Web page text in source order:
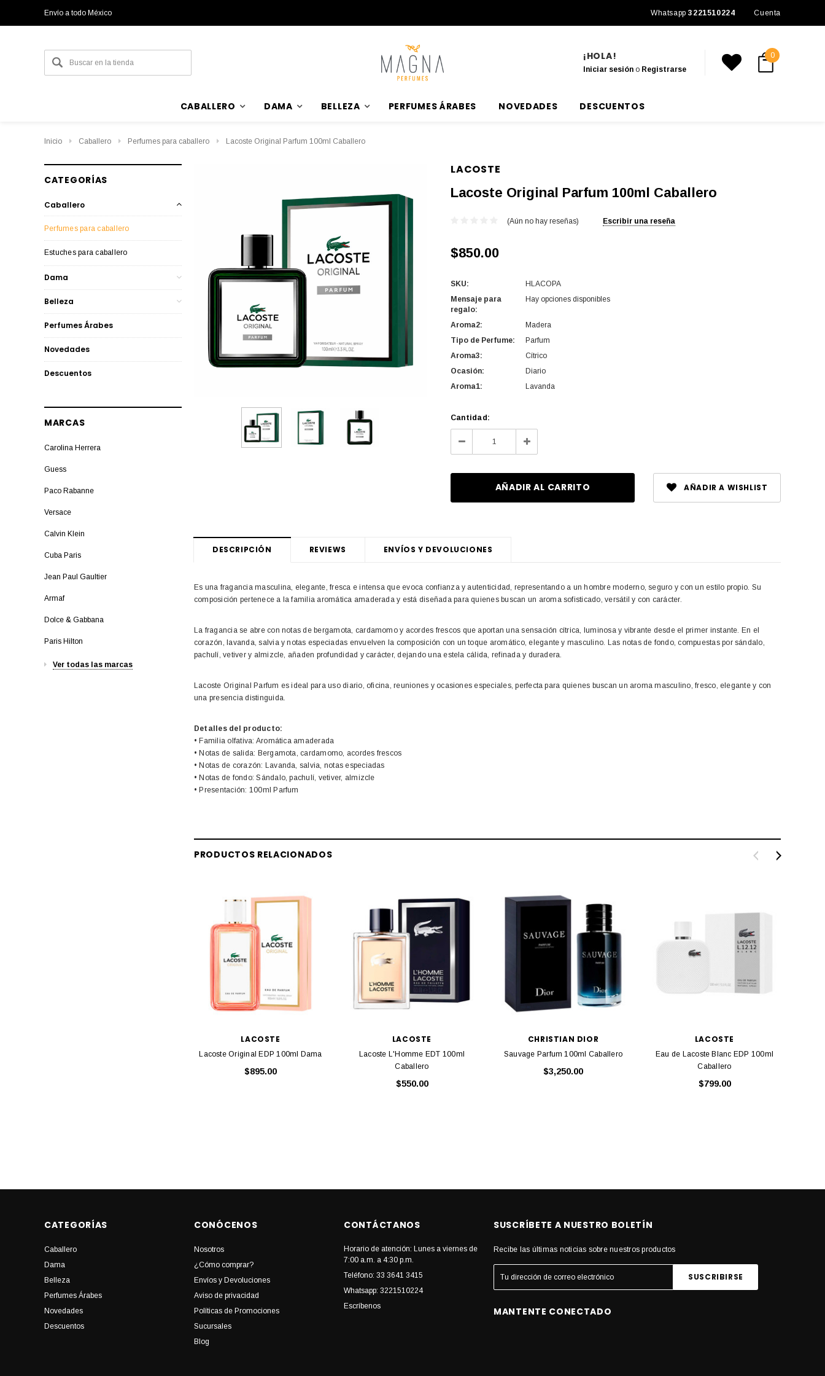
Envío a todo México Envío a todo MéxicoWhatsapp3221510224 Cuenta
¡HOLA!
Iniciar sesión o Registrarse
0
CABALLERO DAMA BELLEZA PERFUMES ÁRABES NOVEDADES DESCUENTOS
Inicio Caballero Perfumes para caballero Lacoste Original Parfum 100ml Caballero
CATEGORÍAS
Caballero
Perfumes para caballero
Estuches para caballero
Dama
Belleza
Perfumes Árabes
Novedades
Descuentos
MARCAS
Carolina Herrera
Guess
Paco Rabanne
Versace
Calvin Klein
Cuba Paris
Jean Paul Gaultier
Armaf
Dolce & Gabbana
Paris Hilton
Ver todas las marcas
LACOSTE
Lacoste Original Parfum 100ml Caballero
(Aún no hay reseñas) Escribir una reseña
$850.00
SKU:
HLACOPA
Mensaje para
regalo:
Hay opciones disponibles
Aroma2:
Madera
Tipo de Perfume:
Parfum
Aroma3:
Cítrico
Ocasión:
Diario
Aroma1:
Lavanda
Cantidad
actual
de
Cantidad:
Disminuir
cantidad
undefined
Aumentar
la
cantidad
undefined
AÑADIR A WISHLIST
DESCRIPCIÓN REVIEWS ENVÍOS Y DEVOLUCIONES
Es una fragancia masculina, elegante, fresca e intensa que evoca confianza y autenticidad, representando a un hombre moderno, seguro y con un estilo propio. Su
composición pertenece a la familia aromática amaderada y está diseñada para quienes buscan un aroma sofisticado, versátil y con carácter.
La fragancia se abre con notas de bergamota, cardamomo y acordes frescos que aportan una sensación cítrica, luminosa y vibrante desde el primer instante. En el
corazón, lavanda, salvia y notas especiadas envuelven la composición con un toque aromático, elegante y masculino. Las notas de fondo, compuestas por sándalo,
pachulí, vetiver y almizcle, añaden profundidad y carácter, dejando una estela cálida, refinada y duradera.
Lacoste Original Parfum es ideal para uso diario, oficina, reuniones y ocasiones especiales, perfecta para quienes buscan un aroma masculino, fresco, elegante y con
una presencia distinguida.
Detalles del producto:
• Familia olfativa: Aromática amaderada
• Notas de salida: Bergamota, cardamomo, acordes frescos
• Notas de corazón: Lavanda, salvia, notas especiadas
• Notas de fondo: Sándalo, pachulí, vetiver, almizcle
• Presentación: 100ml Parfum
PRODUCTOS RELACIONADOS
LACOSTE
Lacoste Original EDP 100ml Dama
$895.00
LACOSTE
Lacoste L'Homme EDT 100ml
Caballero
$550.00
CHRISTIAN DIOR
Sauvage Parfum 100ml Caballero
$3,250.00
LACOSTE
Eau de Lacoste Blanc EDP 100ml
Caballero
$799.00
CATEGORÍAS
Caballero
Dama
Belleza
Perfumes Árabes
Novedades
Descuentos
CONÓCENOS
Nosotros
¿Cómo comprar?
Envíos y Devoluciones
Aviso de privacidad
Políticas de Promociones
Sucursales
Blog
CONTÁCTANOS
Horario de atención: Lunes a viernes de
7:00 a.m. a 4:30 p.m.
Teléfono: 33 3641 3415
Whatsapp: 3221510224
Escríbenos
SUSCRÍBETE A NUESTRO BOLETÍN
Recibe las últimas noticias sobre nuestros productos
MANTENTE CONECTADO